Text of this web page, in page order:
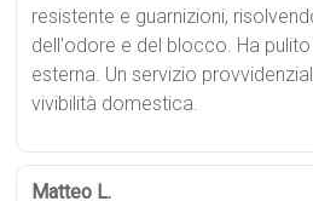
resistente e guarnizioni,
dell'odore e del blocco. Ha
esterna. Un servizio
vivibilità domestica.
Matteo L.